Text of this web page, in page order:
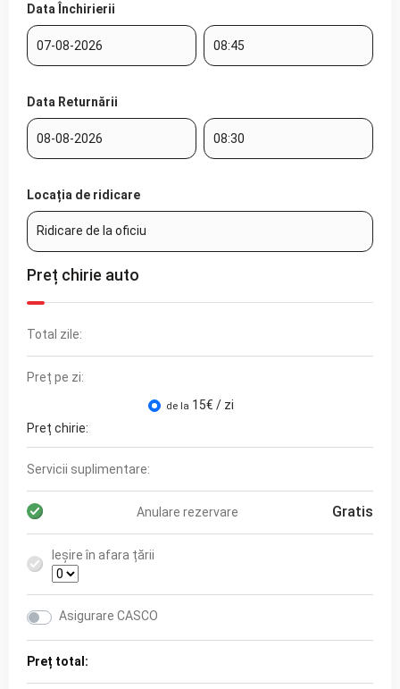
Data Închirierii
Data Returnării
Locația de ridicare
Preț chirie auto
Total zile:
Preț pe zi:
de la 15€ / zi
Preț chirie:
Servicii suplimentare:
Anulare rezervare Gratis
Ieșire în afara țării
Asigurare CASCO
Preț total: